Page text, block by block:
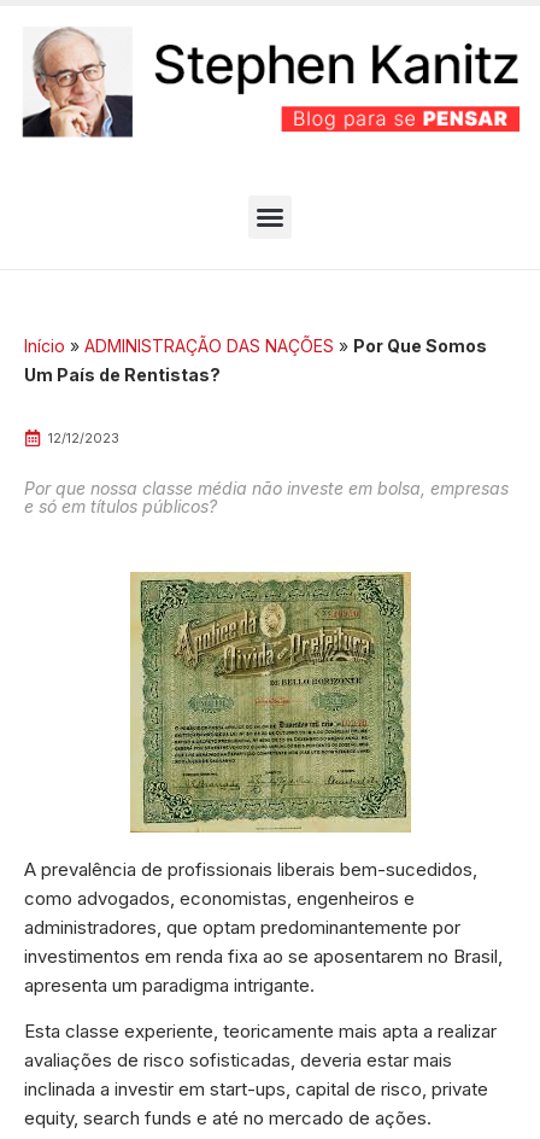
Início » ADMINISTRAÇÃO DAS NAÇÕES » Por Que Somos
Um País de Rentistas?
12/12/2023
Por que nossa classe média não investe em bolsa, empresas
e só em títulos públicos?
A prevalência de profissionais liberais bem-sucedidos,
como advogados, economistas, engenheiros e
administradores, que optam predominantemente por
investimentos em renda fixa ao se aposentarem no Brasil,
apresenta um paradigma intrigante.
Esta classe experiente, teoricamente mais apta a realizar
avaliações de risco sofisticadas, deveria estar mais
inclinada a investir em start-ups, capital de risco, private
equity, search funds e até no mercado de ações.